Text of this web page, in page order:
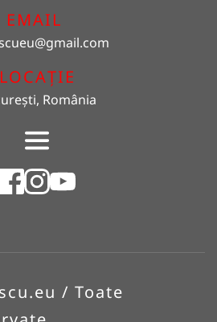
EMAIL
@gmail.com
LOCAȚIE
România
/ Toate